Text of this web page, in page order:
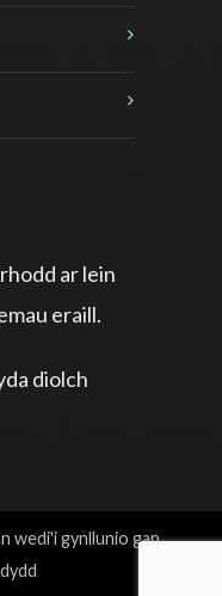
ar lein
eraill.
diolch
wedi'i gynllunio gan